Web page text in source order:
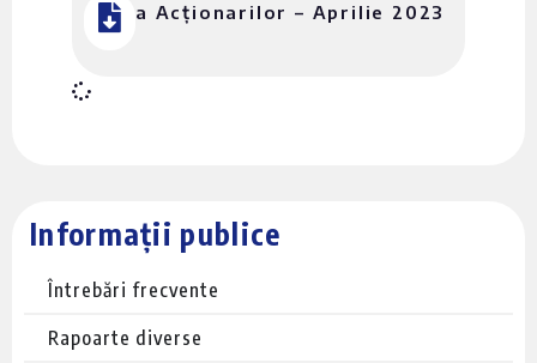
Informații publice
Întrebări frecvente
Rapoarte diverse
a Acționarilor – Aprilie 2023